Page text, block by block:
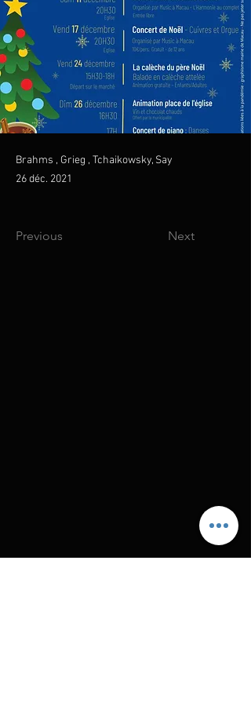
Brahms , Grieg , Tchaikowsky, Say
26 déc. 2021
Previous Next